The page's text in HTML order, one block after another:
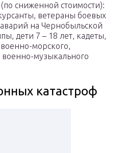
сниженной стоимости):
ветераны боевых
на Чернобыльской
дети 7 – 18 лет, кадеты,
морского,
военно-музыкального
катастроф